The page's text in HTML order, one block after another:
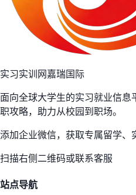
实习实训网嘉瑞国际
面向全球大学生的实习就业信
职攻略，助力从校园到职场。
添加企业微信，获取专属留学、
扫描右侧二维码或联系客服
站点导航